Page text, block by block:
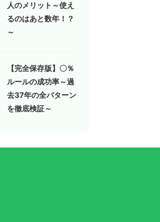
人のメリット～使え
るのはあと数年！？
～
【完全保存版】〇％
ルールの成功率～過
去37年の全パターン
を徹底検証～